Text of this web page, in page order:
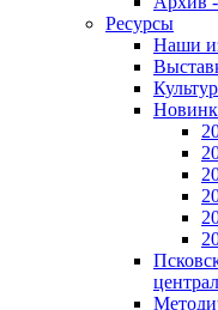
Ресурсы
Наши